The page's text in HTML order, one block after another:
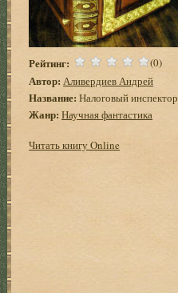
Рейтинг: (0)
Автор: Аливердиев Андрей
Название: Налоговый инспектор
Жанр: Научная фантастика
Читать книгу Online